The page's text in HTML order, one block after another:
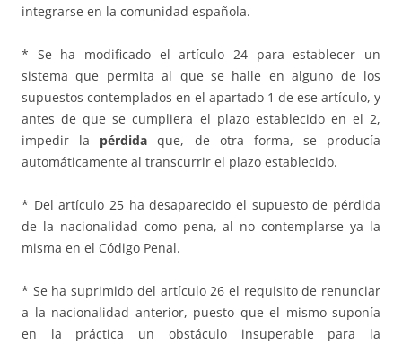
integrarse en la comunidad española.
* Se ha modificado el artículo 24 para establecer un
sistema que permita al que se halle en alguno de los
supuestos contemplados en el apartado 1 de ese artículo, y
antes de que se cumpliera el plazo establecido en el 2,
impedir la pérdida que, de otra forma, se producía
automáticamente al transcurrir el plazo establecido.
* Del artículo 25 ha desaparecido el supuesto de pérdida
de la nacionalidad como pena, al no contemplarse ya la
misma en el Código Penal.
* Se ha suprimido del artículo 26 el requisito de renunciar
a la nacionalidad anterior, puesto que el mismo suponía
en la práctica un obstáculo insuperable para la